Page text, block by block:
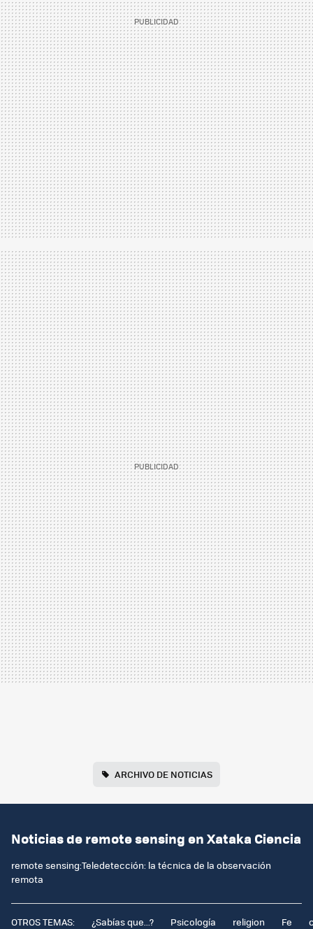
ARCHIVO DE NOTICIAS
Noticias de remote sensing en Xataka Ciencia
remote sensing:Teledetección: la técnica de la observación
remota
OTROS TEMAS: ¿Sabías que...? Psicología religion Fe